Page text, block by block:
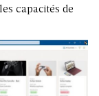
capacités de